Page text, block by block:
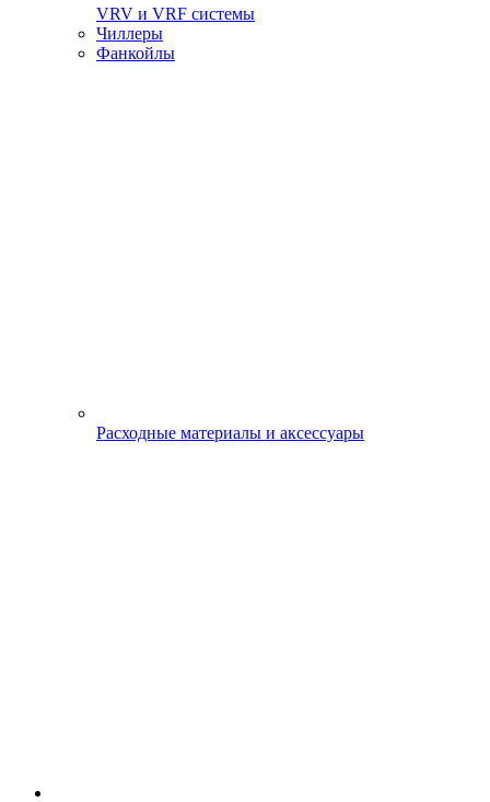
VRV и VRF системы
Чиллеры
Фанкойлы
Расходные материалы и аксессуары